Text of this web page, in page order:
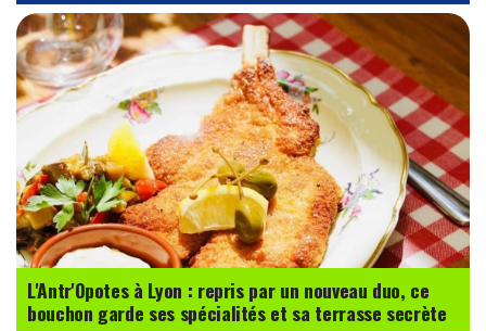
L'Antr'Opotes à Lyon : repris par un nouveau duo, ce
bouchon garde ses spécialités et sa terrasse secrète